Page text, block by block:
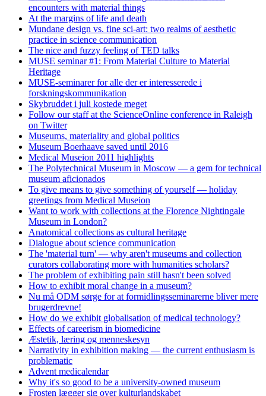
encounters with material things
At the margins of life and death
Mundane design vs. fine sci-art: two realms of aesthetic
practice in science communication
The nice and fuzzy feeling of TED talks
MUSE seminar #1: From Material Culture to Material
Heritage
MUSE-seminarer for alle der er interesserede i
forskningskommunikation
Skybruddet i juli kostede meget
Follow our staff at the ScienceOnline conference in Raleigh
on Twitter
Museums, materiality and global politics
Museum Boerhaave saved until 2016
Medical Museion 2011 highlights
The Polytechnical Museum in Moscow — a gem for technical
museum aficionados
To give means to give something of yourself — holiday
greetings from Medical Museion
Want to work with collections at the Florence Nightingale
Museum in London?
Anatomical collections as cultural heritage
Dialogue about science communication
The 'material turn' — why aren't museums and collection
curators collaborating more with humanities scholars?
The problem of exhibiting pain still hasn't been solved
How to exhibit moral change in a museum?
Nu må ODM sørge for at formidlingsseminarerne bliver mere
brugerdrevne!
How do we exhibit globalisation of medical technology?
Effects of careerism in biomedicine
Æstetik, læring og menneskesyn
Narrativity in exhibition making — the current enthusiasm is
problematic
Advent medicalendar
Why it's so good to be a university-owned museum
Frosten lægger sig over kulturlandskabet